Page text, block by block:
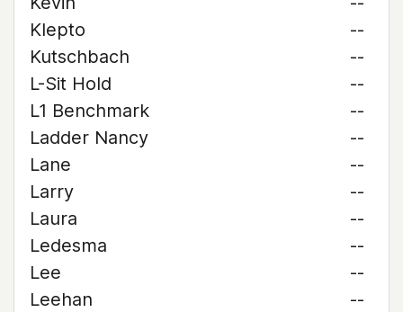
Klepto
--
Kutschbach
--
L-Sit Hold
--
L1 Benchmark
--
Ladder Nancy
--
Lane
--
Larry
--
Laura
--
Ledesma
--
Lee
--
Leehan
--